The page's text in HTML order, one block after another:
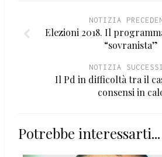
NOTIZIA
Elezioni 2018. Il
“sovranista”
NOTIZIA
Il Pd in difficoltà tra il
consensi in
Potrebbe interessarti...